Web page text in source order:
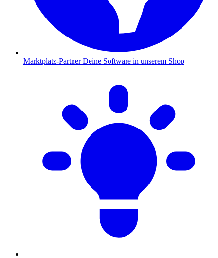
Marktplatz-Partner Deine Software in unserem Shop